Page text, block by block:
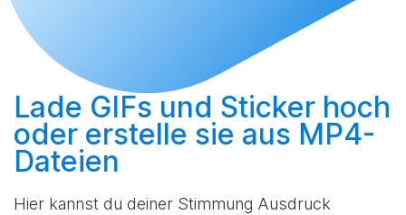
Lade GIFs und Sticker hoch
oder erstelle sie aus MP4-
Dateien
Hier kannst du deiner Stimmung Ausdruck